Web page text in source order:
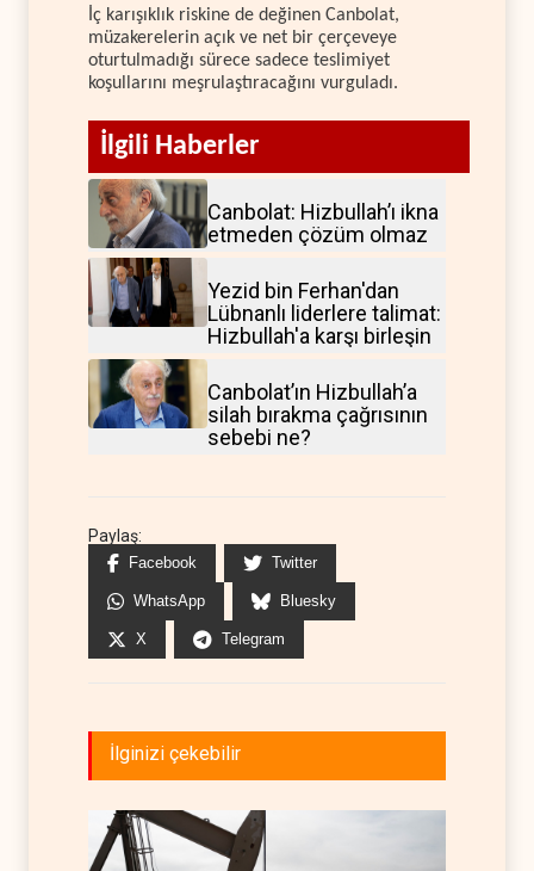
İç karışıklık riskine de değinen Canbolat,
müzakerelerin açık ve net bir çerçeveye
oturtulmadığı sürece sadece teslimiyet
koşullarını meşrulaştıracağını vurguladı.
İlgili Haberler
Canbolat: Hizbullah’ı ikna
etmeden çözüm olmaz
Yezid bin Ferhan'dan
Lübnanlı liderlere talimat:
Hizbullah'a karşı birleşin
Canbolat’ın Hizbullah’a
silah bırakma çağrısının
sebebi ne?
Paylaş:
Facebook Twitter
WhatsApp Bluesky
X Telegram
İlginizi çekebilir